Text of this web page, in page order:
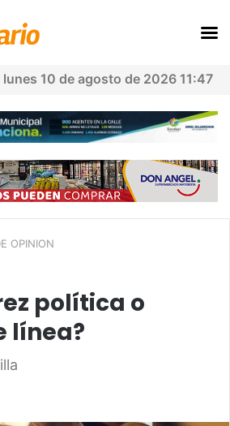
lunes 10 de agosto de 2026 11:47
OPINION
política o
línea?